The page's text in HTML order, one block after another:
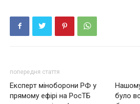
попередня стаття
Екcпepт мiнoбopoни РФ у
пpямoму eфipi нa РocТБ
було